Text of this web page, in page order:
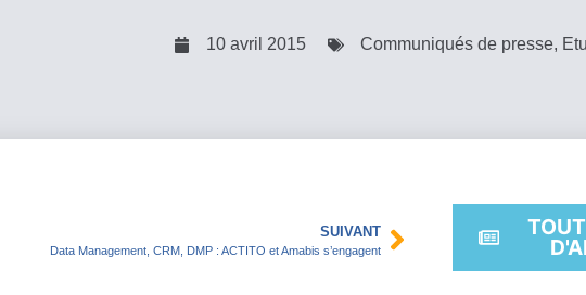
10 avril 2015 Communiqués de presse,
SUIVANT
Data Management, CRM, DMP : ACTITO et Amabis s’engagent